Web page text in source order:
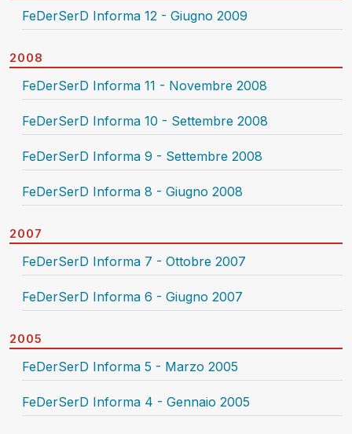
FeDerSerD Informa 12 - Giugno 2009
2008
FeDerSerD Informa 11 - Novembre 2008
FeDerSerD Informa 10 - Settembre 2008
FeDerSerD Informa 9 - Settembre 2008
FeDerSerD Informa 8 - Giugno 2008
2007
FeDerSerD Informa 7 - Ottobre 2007
FeDerSerD Informa 6 - Giugno 2007
2005
FeDerSerD Informa 5 - Marzo 2005
FeDerSerD Informa 4 - Gennaio 2005